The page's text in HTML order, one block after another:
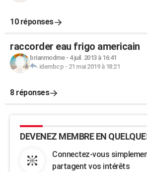
10 réponses
raccorder eau frigo americain
brianmodme- 4 juil. 2013 à 16:41
idembcp - 21 mai 2019 à 18:21
8 réponses
DEVENEZ MEMBRE EN
Connectez-vous
partagent vos intérêts